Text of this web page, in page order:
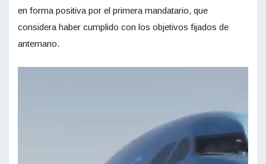
en forma positiva por el primera mandatario, que
considera haber cumplido con los objetivos fijados de
antemano.